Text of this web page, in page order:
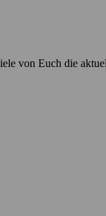
von Euch die